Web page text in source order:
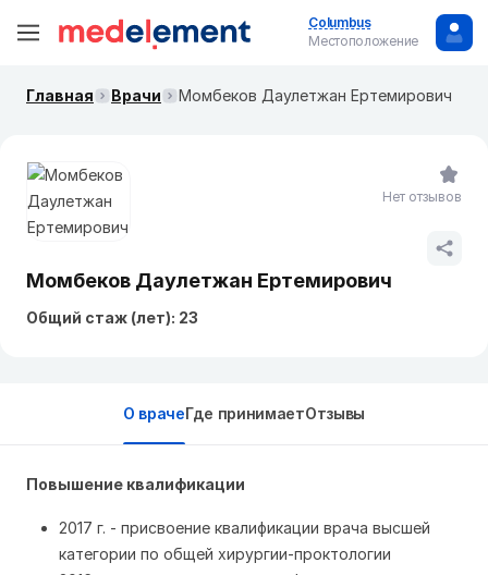
Columbus
Местоположение
Главная Врачи Момбеков Даулетжан Ертемирович
Момбеков Даулетжан Ертемирович
Общий стаж (лет): 23
Нет отзывов
О врачеГде принимаетОтзывы
Повышение квалификации
2017 г. - присвоение квалификации врача высшей
категории по общей хирургии-проктологии